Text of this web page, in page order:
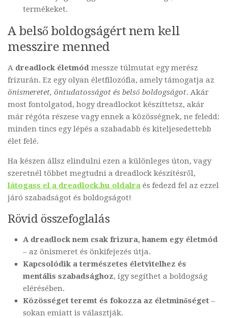
termékeket.
A belső boldogságért nem kell
messzire menned
A dreadlock életmód messze túlmutat egy merész
frizurán. Ez egy olyan életfilozófia, amely támogatja az
önismeretet, öntudatosságot és belső boldogságot. Akár
most fontolgatod, hogy dreadlockot készíttetsz, akár
már régóta részese vagy ennek a közösségnek, ne feledd:
minden tincs egy lépés a szabadabb és kiteljesedettebb
élet felé.
Ha készen állsz elindulni ezen a különleges úton, vagy
szeretnél többet megtudni a dreadlock készítésről,
látogass el a dreadlock.hu oldalra és fedezd fel az ezzel
járó szabadságot és boldogságot!
Rövid összefoglalás
A dreadlock nem csak frizura, hanem egy életmód
– az önismeret és önkifejezés útja.
Kapcsolódik a természetes életvitelhez és
mentális szabadsághoz, így segíthet a boldogság
elérésében.
Közösséget teremt és fokozza az életminőséget –
sokan emiatt is választják.